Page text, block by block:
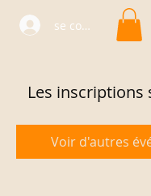
se connecter
Les inscriptions
Voir d'autres